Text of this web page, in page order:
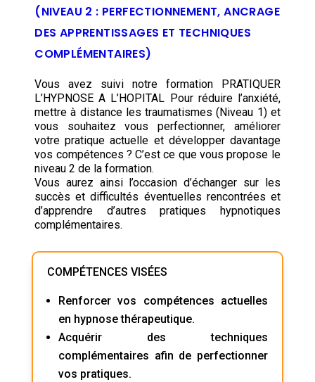
(NIVEAU 2 : PERFECTIONNEMENT, ANCRAGE
DES APPRENTISSAGES ET TECHNIQUES
COMPLÉMENTAIRES)
Vous avez suivi notre formation PRATIQUER
L’HYPNOSE A L’HOPITAL Pour réduire l’anxiété,
mettre à distance les traumatismes (Niveau 1) et
vous souhaitez vous perfectionner, améliorer
votre pratique actuelle et développer davantage
vos compétences ? C’est ce que vous propose le
niveau 2 de la formation.
Vous aurez ainsi l’occasion d’échanger sur les
succès et difficultés éventuelles rencontrées et
d’apprendre d’autres pratiques hypnotiques
complémentaires.
COMPÉTENCES VISÉES
Renforcer vos compétences actuelles
en hypnose thérapeutique.
Acquérir des techniques
complémentaires afin de perfectionner
vos pratiques.